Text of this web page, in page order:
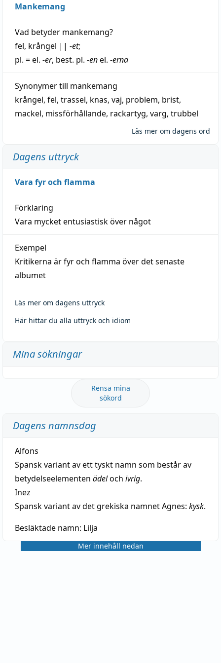
Mankemang
Vad betyder mankemang?
fel, krångel || -et;
pl. = el. -er, best. pl. -enel. -erna
Synonymer till mankemang
krångel, fel, trassel, knas, vaj, problem, brist,
mackel, missförhållande, rackartyg, varg, trubbel
Läs mer om dagens ord
Dagens uttryck
Vara fyr och flamma
Förklaring
Vara mycket entusiastisk över något
Exempel
Kritikerna är fyr och flamma över det senaste
albumet
Läs mer om dagens uttryck
Här hittar du alla uttryck och idiom
Mina sökningar
Rensa mina
sökord
Dagens namnsdag
Alfons
Spansk variant av ett tyskt namn som består av
betydelseelementen ädeloch ivrig.
Inez
Spansk variant av det grekiska namnet Agnes: kysk.
Besläktade namn: Lilja
Mer innehåll nedan